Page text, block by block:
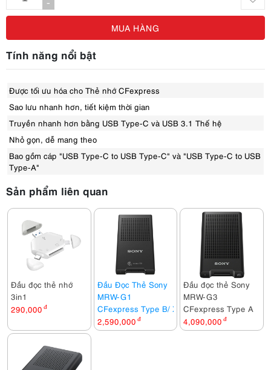
-
MUA HÀNG
Tính năng nổi bật
Được tối ưu hóa cho Thẻ nhớ CFexpress
Sao lưu nhanh hơn, tiết kiệm thời gian
Truyền nhanh hơn bằng USB Type-C và USB 3.1 Thế hệ
Nhỏ gọn, dễ mang theo
Bao gồm cáp "USB Type-C to USB Type-C" và "USB Type-C to USB
Type-A"
Sản phẩm liên quan
Đầu đọc thẻ nhớ
3in1
290,000 đ
Đầu Đọc Thẻ Sony
MRW-G1
CFexpress Type B/ XQD
2,590,000 đ
Đầu đọc thẻ Sony
MRW-G3
CFexpress Type A
4,090,000 đ